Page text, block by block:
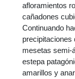
afloramientos
cañadones
Continuando
precipitaciones
mesetas semi-
estepa
amarillos y